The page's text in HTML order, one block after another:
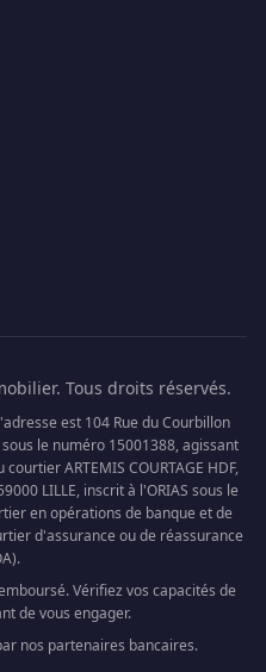
Tous droits réservés.
est 104 Rue du Courbillon
sous le numéro 15001388, agissant
ARTEMIS COURTAGE HDF,
LILLE, inscrit à l'ORIAS sous le
en opérations de banque et de
d'assurance ou de réassurance
Vérifiez vos capacités de
de vous engager.
nos partenaires bancaires.